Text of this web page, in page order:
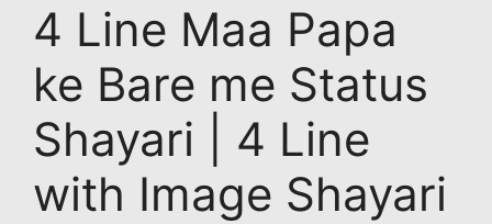
4 Line Maa Papa
ke Bare me Status
Shayari | 4 Line
with Image Shayari